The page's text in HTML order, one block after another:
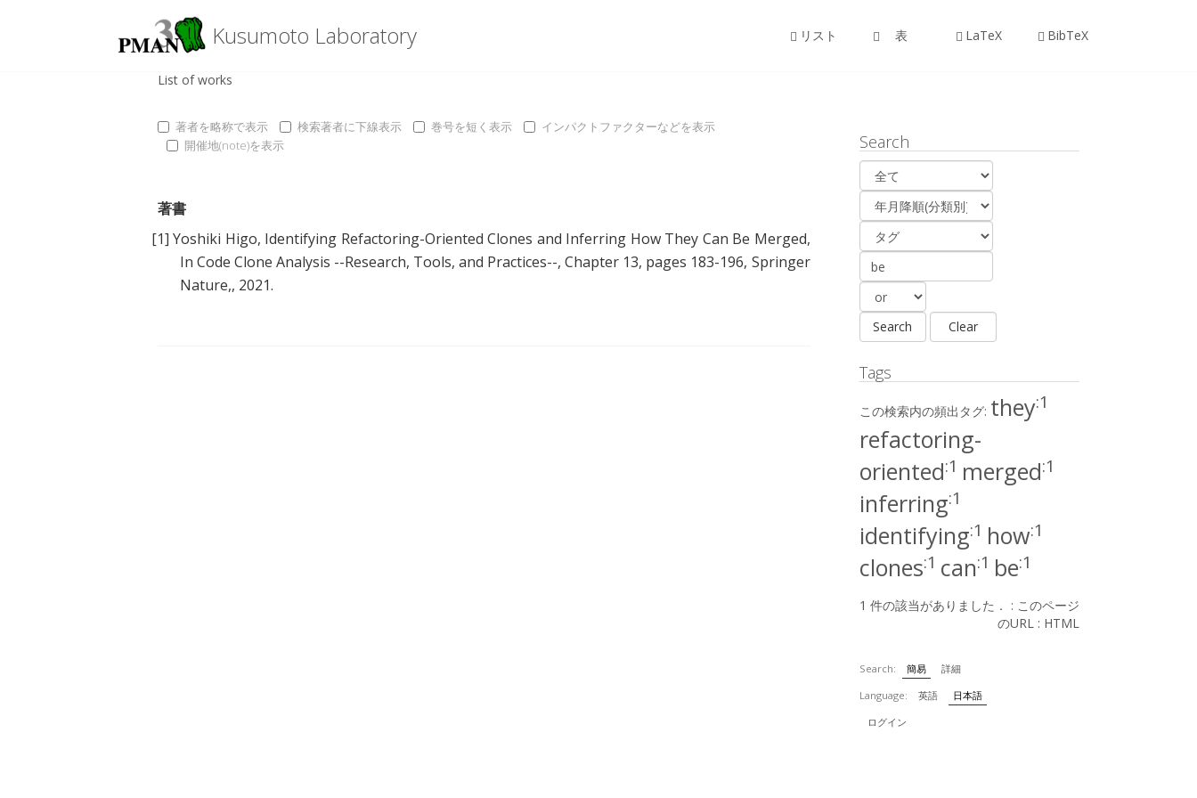
Kusumoto Laboratory リスト 表 LaTeX BibTeX
List of works
著者を略称で表示 検索著者に下線表示 巻号を短く表示
インパクトファクターなどを表示
開催地(note)を表示
著書
[1] Yoshiki Higo, Identifying Refactoring-Oriented Clones and Inferring How They Can Be Merged,
In Code Clone Analysis --Research, Tools, and Practices--, Chapter 13, pages 183-196, Springer
Nature,, 2021.
Search
Tags
この検索内の頻出タグ: they:1
refactoring-
oriented:1 merged:1
inferring:1
identifying:1 how:1
clones:1 can:1 be:1
1 件の該当がありました． : このページ
のURL : HTML
Search: 簡易
詳細
Language:
英語
日本語
ログイン